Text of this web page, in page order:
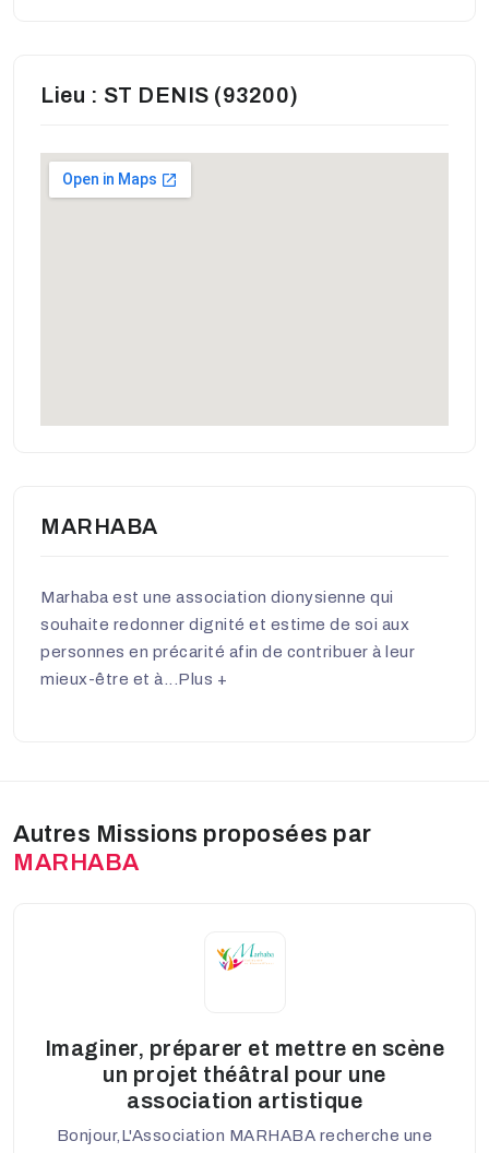
Lieu : ST DENIS (93200)
MARHABA
Marhaba est une association dionysienne qui
souhaite redonner dignité et estime de soi aux
personnes en précarité afin de contribuer à leur
mieux-être et à... Plus +
Autres Missions proposées par
MARHABA
Imaginer, préparer et mettre en scène
un projet théâtral pour une
association artistique
Bonjour,L'Association MARHABA recherche une